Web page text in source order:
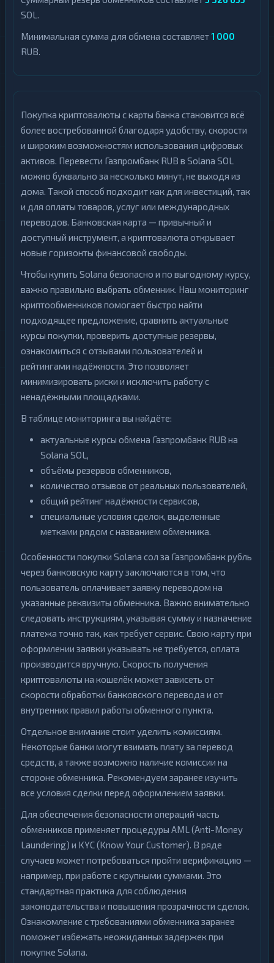
SOL.
Минимальная сумма для обмена составляет1 000
RUB.
Покупка криптовалюты с карты банка становится всё
более востребованной благодаря удобству, скорости
и широким возможностям использования цифровых
активов. Перевести Газпромбанк RUB в Solana SOL
можно буквально за несколько минут, не выходя из
дома. Такой способ подходит как для инвестиций, так
и для оплаты товаров, услуг или международных
переводов. Банковская карта — привычный и
доступный инструмент, а криптовалюта открывает
новые горизонты финансовой свободы.
Чтобы купить Solana безопасно и по выгодному курсу,
важно правильно выбрать обменник. Наш мониторинг
криптообменников помогает быстро найти
подходящее предложение, сравнить актуальные
курсы покупки, проверить доступные резервы,
ознакомиться с отзывами пользователей и
рейтингами надёжности. Это позволяет
минимизировать риски и исключить работу с
ненадёжными площадками.
В таблице мониторинга вы найдёте:
актуальные курсы обмена Газпромбанк RUB на
Solana SOL,
объёмы резервов обменников,
количество отзывов от реальных пользователей,
общий рейтинг надёжности сервисов,
специальные условия сделок, выделенные
метками рядом с названием обменника.
Особенности покупки Solana сол за Газпромбанк рубль
через банковскую карту заключаются в том, что
пользователь оплачивает заявку переводом на
указанные реквизиты обменника. Важно внимательно
следовать инструкциям, указывая сумму и назначение
платежа точно так, как требует сервис. Свою карту при
оформлении заявки указывать не требуется, оплата
производится вручную. Скорость получения
криптовалюты на кошелёк может зависеть от
скорости обработки банковского перевода и от
внутренних правил работы обменного пункта.
Отдельное внимание стоит уделить комиссиям.
Некоторые банки могут взимать плату за перевод
средств, а также возможно наличие комиссии на
стороне обменника. Рекомендуем заранее изучить
все условия сделки перед оформлением заявки.
Для обеспечения безопасности операций часть
обменников применяет процедуры AML (Anti-Money
Laundering) и KYC (Know Your Customer). В ряде
случаев может потребоваться пройти верификацию —
например, при работе с крупными суммами. Это
стандартная практика для соблюдения
законодательства и повышения прозрачности сделок.
Ознакомление с требованиями обменника заранее
поможет избежать неожиданных задержек при
покупке Solana.